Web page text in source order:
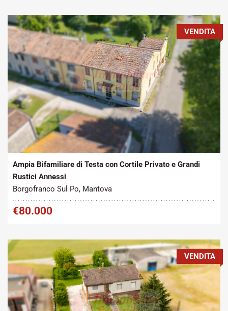
Tipo contratto:
Vendita
Metratura Commerciale:
280 m
VENDITA
Ampia Bifamiliare di Testa con Cortile Privato e Grandi
Rustici Annessi
Borgofranco Sul Po, Mantova
€80.000
VENDITA